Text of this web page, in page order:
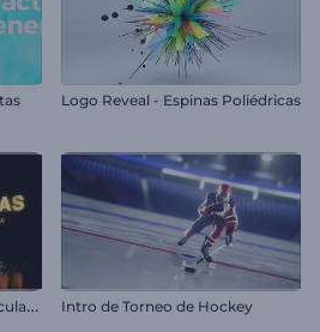
Logo Reveal - Espinas Poliédricas
I
ntroducción árbol de partículas brillantes Intro de Torneo de Hockey